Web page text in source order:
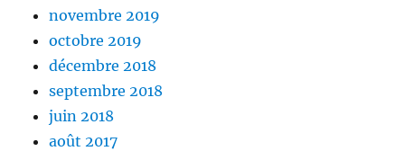
novembre 2019
octobre 2019
décembre 2018
septembre 2018
juin 2018
août 2017